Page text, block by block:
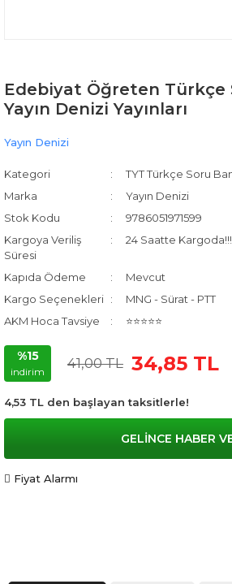
Edebiyat Öğreten Türkçe
Yayın Denizi Yayınları
Yayın Denizi
Kategori
TYT Türkçe Soru
Marka
Yayın Denizi
Stok Kodu
9786051971599
Kargoya Veriliş
Süresi
24 Saatte
Kapıda Ödeme
Mevcut
Kargo Seçenekleri
MNG - Sürat - PTT
AKM Hoca Tavsiye
⭐⭐⭐⭐⭐
%15
indirim
41,00 TL 34,85 TL
4,53 TL den başlayan taksitlerle!
GELİNCE HABER
Fiyat Alarmı